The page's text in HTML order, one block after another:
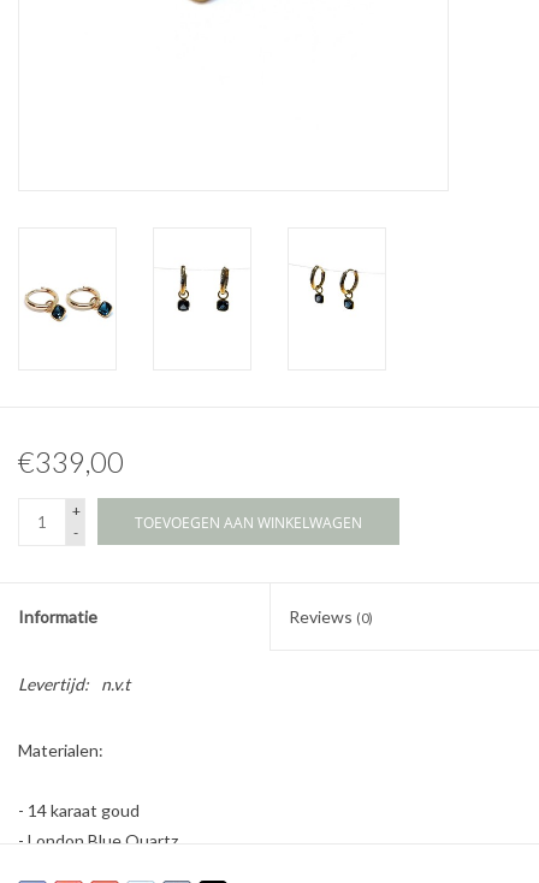
€339,00
+
-
TOEVOEGEN AAN WINKELWAGEN
Informatie Reviews (0)
Levertijd: n.v.t
Materialen:
- 14 karaat goud
- London Blue Quartz